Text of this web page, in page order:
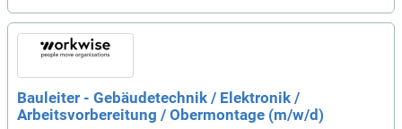
Bauleiter - Gebäudetechnik / Elektronik /
Arbeitsvorbereitung / Obermontage (m/w/d)